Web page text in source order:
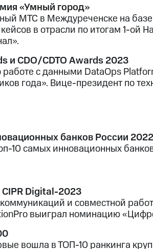
«Умный город»
МТС в Междуреченске на
в отрасли по итогам 1-
и CDO/CDTO Awards 2023
работе с данными DataOps
года». Вице-президент по
банков России
10 самых инновационных
Digital-2023
и совместной
выиграл номинацию
вошла в ТОП-10 ранкинга